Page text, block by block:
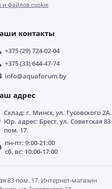
и файлов cookie
контакты
+375 (29) 724-02-04
+375 (33) 644-47-74
info@aquaforum.by
адрес
Склад: г. Минск, ул. Гусовского 2А.
Юр. адрес: Брест, ул. Советская 83
пом. 17.
пн-пт: 9:00-21:00
сб, вс: 10:00-17:00
83 пом. 17. Интернет-магазин